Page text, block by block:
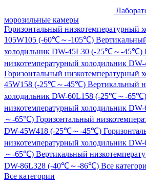
морозильные камеры
Горизонтальный низкотемпературный
105W105 (-60℃～-105℃)
холодильник DW-45L30 (-25℃～-45℃)
низкотемпературный холодильник
Горизонтальный низкотемпературный
45W158 (-25℃～-45℃) Вертикальный
холодильник DW-60L158 (-25℃～-65℃)
низкотемпературный холодильник
～-65℃) Горизонтальный
DW-45W418 (-25℃～-45℃)
низкотемпературный холодильник
～-65℃) Вертикальный
DW-86L328 (-40℃～-86℃) Все
Все категории